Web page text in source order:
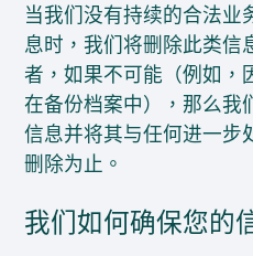
当我们没有持续的合法业
息时，我们将删除此类信
者，如果不可能（例如，
在备份档案中），那么我
信息并将其与任何进一步
删除为止。
我们如何确保您的